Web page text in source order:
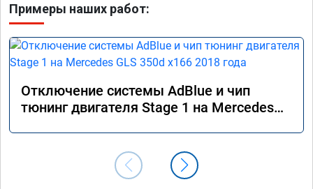
Примеры наших работ:
Отключение системы AdBlue и чип
тюнинг двигателя Stage 1 на Mercedes